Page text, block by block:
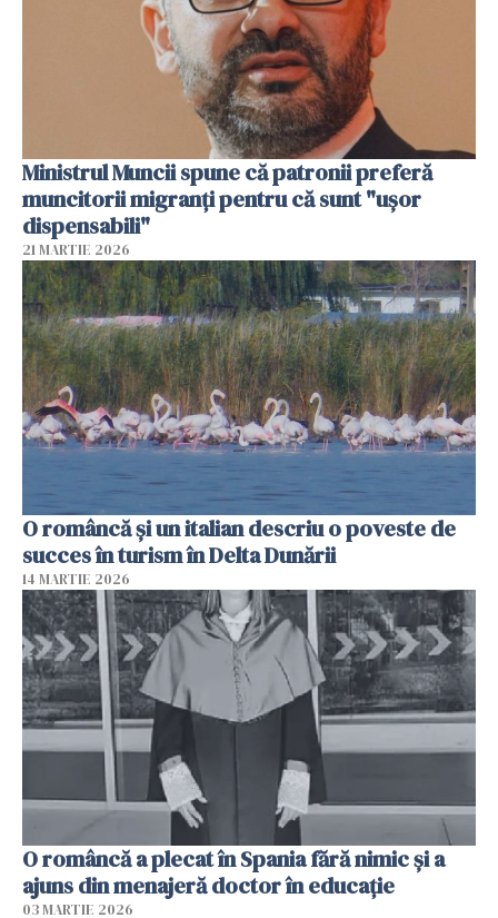
Ministrul Muncii spune că patronii preferă
muncitorii migranți pentru că sunt "uşor
dispensabili"
21 MARTIE 2026
O româncă și un italian descriu o poveste de
succes în turism în Delta Dunării
14 MARTIE 2026
O româncă a plecat în Spania fără nimic și a
ajuns din menajeră doctor în educație
03 MARTIE 2026